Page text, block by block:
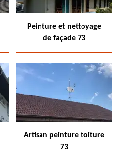
Peinture et nettoyage
de façade 73
Artisan peinture toiture
73